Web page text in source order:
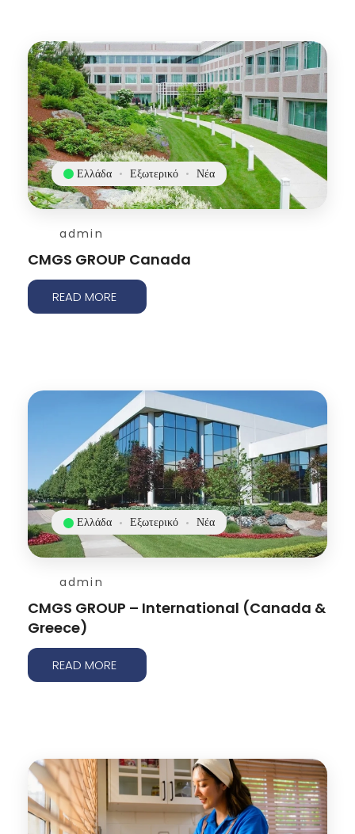
admin
Ελλάδα Εξωτερικό Νέα
CMGS GROUP Canada
READ MORE
admin
Ελλάδα Εξωτερικό Νέα
CMGS GROUP – International (Canada &
Greece)
READ MORE